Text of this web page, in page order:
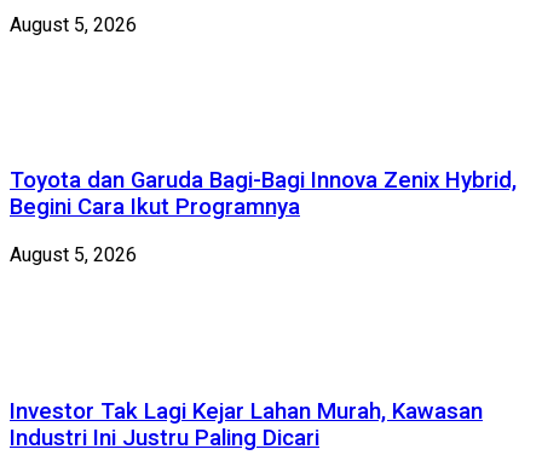
August 5, 2026
Toyota dan Garuda Bagi-Bagi Innova Zenix Hybrid,
Begini Cara Ikut Programnya
August 5, 2026
Investor Tak Lagi Kejar Lahan Murah, Kawasan
Industri Ini Justru Paling Dicari